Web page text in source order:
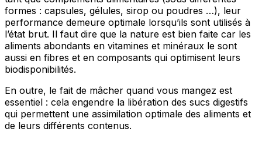
formes : capsules, gélules, sirop ou poudres …), leur
performance demeure optimale lorsqu’ils sont utilisés à
l’état brut. Il faut dire que la nature est bien faite car les
aliments abondants en vitamines et minéraux le sont
aussi en fibres et en composants qui optimisent leurs
biodisponibilités.
En outre, le fait de mâcher quand vous mangez est
essentiel : cela engendre la libération des sucs digestifs
qui permettent une assimilation optimale des aliments et
de leurs différents contenus.